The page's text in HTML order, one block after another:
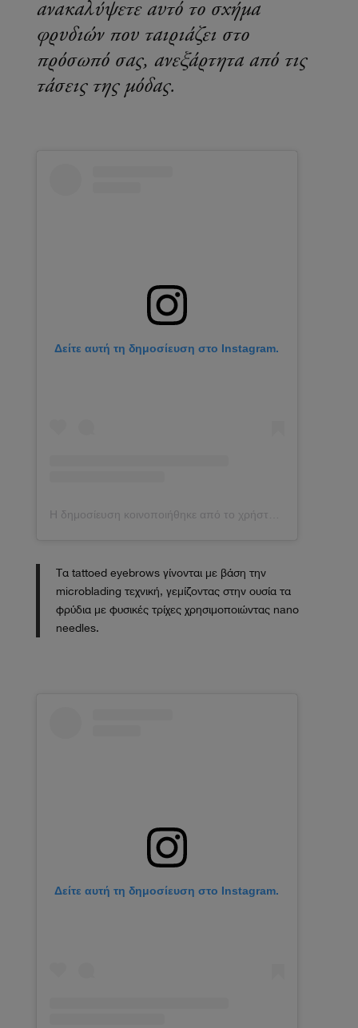
ανακαλύψετε αυτό το σχήμα
φρυδιών που ταιριάζει στο
πρόσωπό σας, ανεξάρτητα από τις
τάσεις της μόδας.
Δείτε αυτή τη δημοσίευση στο Instagram.
Τα tattoed eyebrows γίνονται με βάση την
microblading τεχνική, γεμίζοντας στην ουσία τα
φρύδια με φυσικές τρίχες χρησιμοποιώντας nano
needles.
Δείτε αυτή τη δημοσίευση στο Instagram.